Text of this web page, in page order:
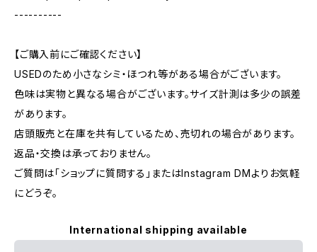
----------
【ご購入前にご確認ください】
USEDのため小さなシミ・ほつれ等がある場合がございます。
色味は実物と異なる場合がございます。サイズ計測は多少の誤差
があります。
店頭販売と在庫を共有しているため、売切れの場合があります。
返品・交換は承っておりません。
ご質問は「ショップに質問する」またはInstagram DMよりお気軽
にどうぞ。
International shipping available